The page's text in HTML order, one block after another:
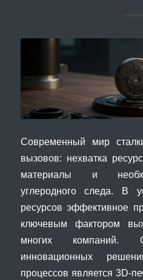
Современный мир
вызовов: нехватка
материалы и
углеродного следа. В
ресурсов эффективное
ключевым фактором
многих
инновационных
процессов является 3D-